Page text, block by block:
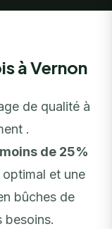
à Vernon
de qualité à
.
de 25%
et une
bûches de
besoins.